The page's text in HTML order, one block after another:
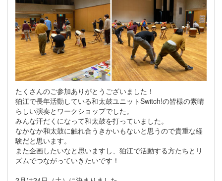
たくさんのご参加ありがとうございました！
狛江で長年活動している和太鼓ユニットSwitch!の皆様の素晴
らしい演奏とワークショップでした。
みんな汗だくになって和太鼓を打っていました。
なかなか和太鼓に触れ合うきかいもないと思うので貴重な経
験だと思います。
また企画したいなと思いますし、狛江で活動する方たちとリ
ズムでつながっていきたいです！